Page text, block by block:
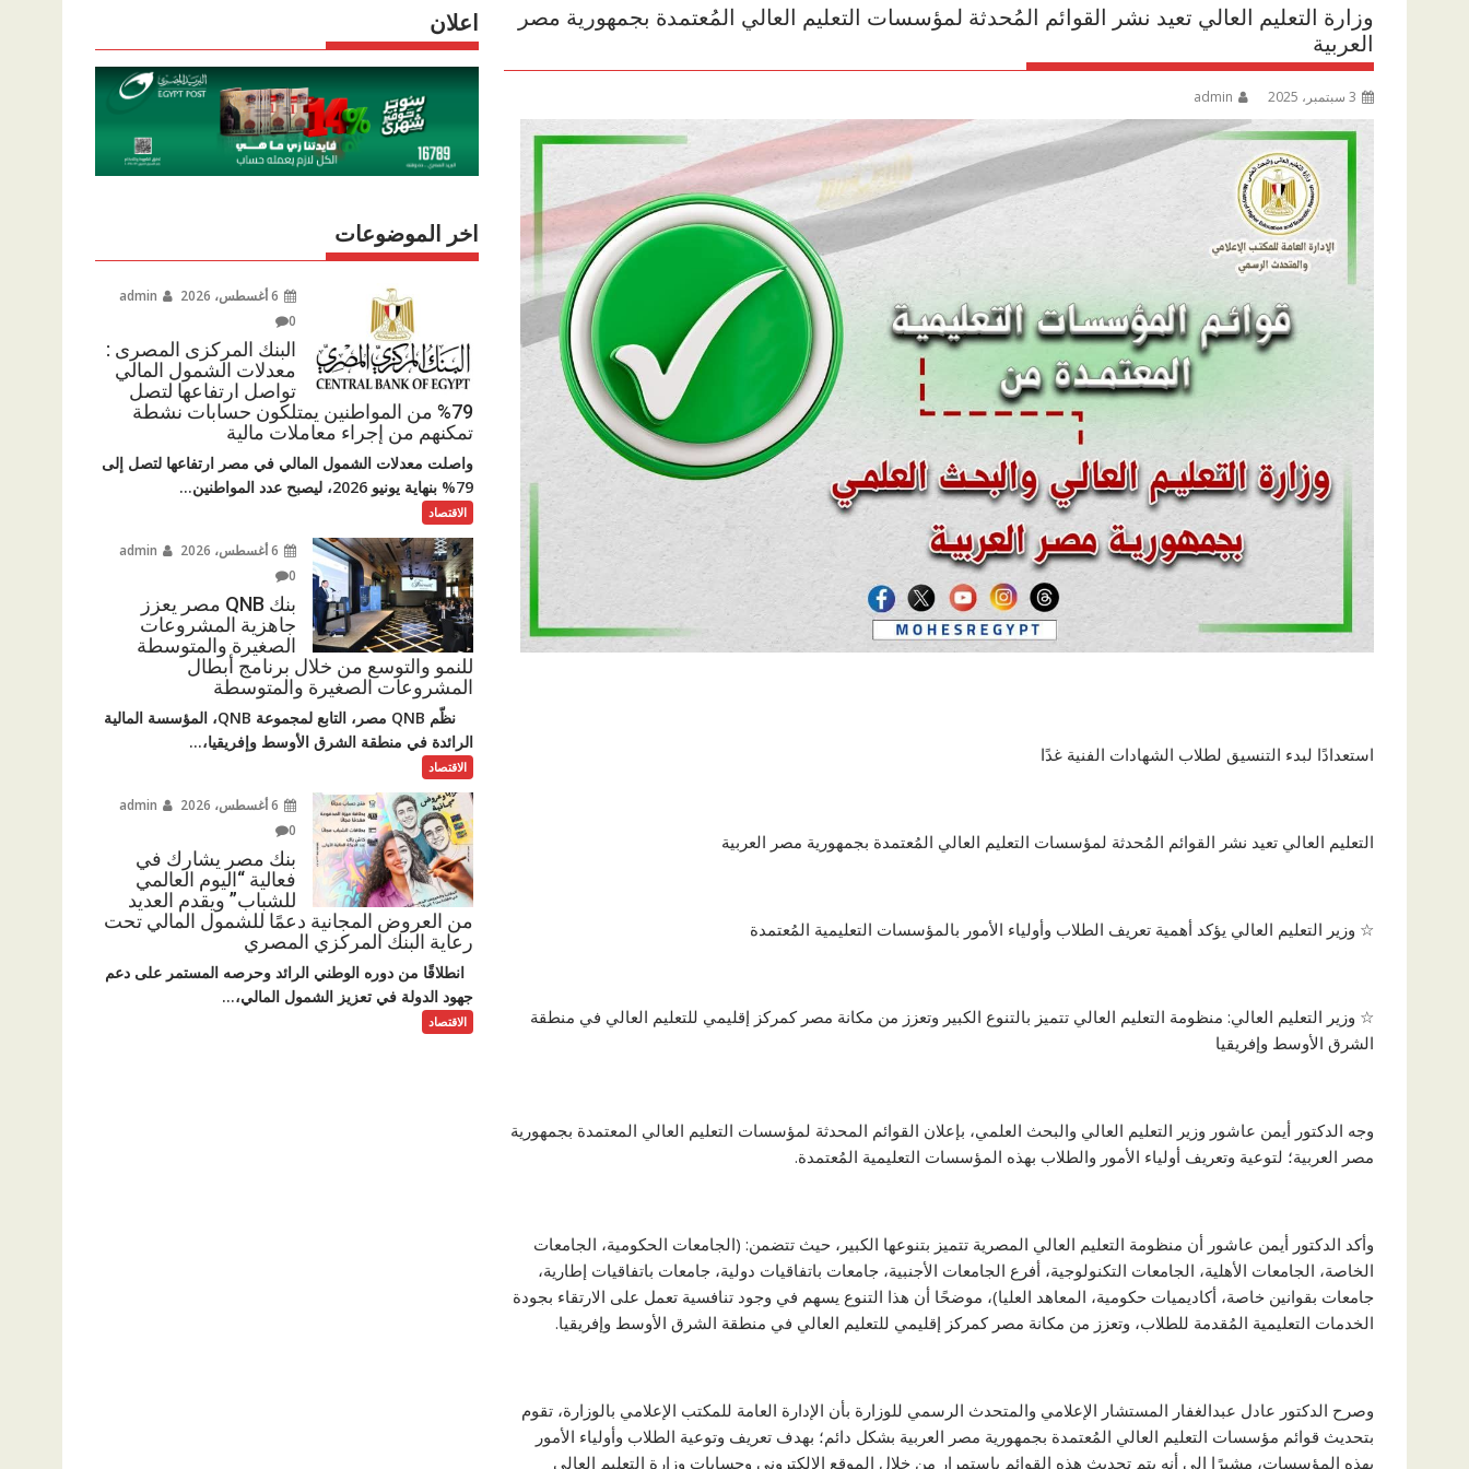
وزارة التعليم العالي تعيد نشر القوائم المُحدثة لمؤسسات التعليم العالي المُعتمدة بجمهورية مصر
العربية
3 سبتمبر، 2025 admin
استعدادًا لبدء التنسيق لطلاب الشهادات الفنية غدًا
التعليم العالي تعيد نشر القوائم المُحدثة لمؤسسات التعليم العالي المُعتمدة بجمهورية مصر العربية
☆ وزير التعليم العالي يؤكد أهمية تعريف الطلاب وأولياء الأمور بالمؤسسات التعليمية المُعتمدة
☆ وزير التعليم العالي: منظومة التعليم العالي تتميز بالتنوع الكبير وتعزز من مكانة مصر كمركز إقليمي للتعليم العالي في منطقة
الشرق الأوسط وإفريقيا
وجه الدكتور أيمن عاشور وزير التعليم العالي والبحث العلمي، بإعلان القوائم المحدثة لمؤسسات التعليم العالي المعتمدة بجمهورية
مصر العربية؛ لتوعية وتعريف أولياء الأمور والطلاب بهذه المؤسسات التعليمية المُعتمدة.
وأكد الدكتور أيمن عاشور أن منظومة التعليم العالي المصرية تتميز بتنوعها الكبير، حيث تتضمن: (الجامعات الحكومية، الجامعات
الخاصة، الجامعات الأهلية، الجامعات التكنولوجية، أفرع الجامعات الأجنبية، جامعات باتفاقيات دولية، جامعات باتفاقيات إطارية،
جامعات بقوانين خاصة، أكاديميات حكومية، المعاهد العليا)، موضحًا أن هذا التنوع يسهم في وجود تنافسية تعمل على الارتقاء بجودة
الخدمات التعليمية المُقدمة للطلاب، وتعزز من مكانة مصر كمركز إقليمي للتعليم العالي في منطقة الشرق الأوسط وإفريقيا.
وصرح الدكتور عادل عبدالغفار المستشار الإعلامي والمتحدث الرسمي للوزارة بأن الإدارة العامة للمكتب الإعلامي بالوزارة، تقوم
بتحديث قوائم مؤسسات التعليم العالي المُعتمدة بجمهورية مصر العربية بشكل دائم؛ بهدف تعريف وتوعية الطلاب وأولياء الأمور
بهذه المؤسسات، مشيرًا إلى أنه يتم تحديث هذه القوائم باستمرار من خلال الموقع الإلكتروني وحسابات وزارة التعليم العالي
اعلان
اخر الموضوعات
0
البنك المركزى المصرى :
معدلات الشمول المالي
تواصل ارتفاعها لتصل
79% من المواطنين يمتلكون حسابات نشطة
تمكنهم من إجراء معاملات مالية
واصلت معدلات الشمول المالي في مصر ارتفاعها لتصل إلى
79% بنهاية يونيو 2026، ليصبح عدد المواطنين...
الاقتصاد
0
بنك QNB مصر يعزز
جاهزية المشروعات
الصغيرة والمتوسطة
للنمو والتوسع من خلال برنامج أبطال
المشروعات الصغيرة والمتوسطة
نظّم QNB مصر، التابع لمجموعة QNB، المؤسسة المالية
الرائدة في منطقة الشرق الأوسط وإفريقيا،...
الاقتصاد
0
بنك مصر يشارك في
فعالية “اليوم العالمي
للشباب” ويقدم العديد
من العروض المجانية دعمًا للشمول المالي تحت
رعاية البنك المركزي المصري
انطلاقًا من دوره الوطني الرائد وحرصه المستمر على دعم
جهود الدولة في تعزيز الشمول المالي،...
الاقتصاد